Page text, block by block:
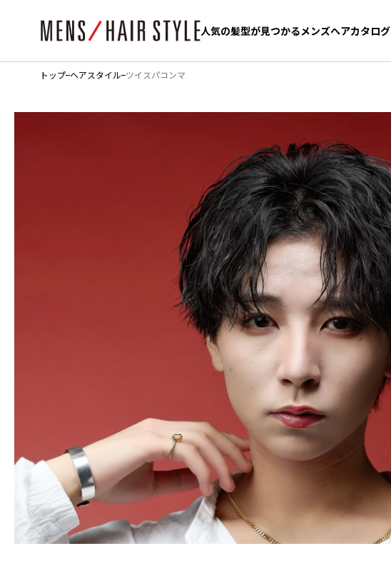
人気の髪型が見つかるメンズヘアカタログ
人気の髪型が見つかるメンズヘアカタログ
トップ ヘアスタイル ツイスパコンマ